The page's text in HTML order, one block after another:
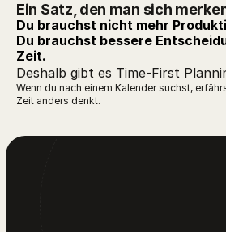
Ein Satz, den man sich
Du brauchst nicht mehr
Du brauchst bessere
Zeit.
Deshalb gibt es Time-First
Wenn du nach einem Kalender suchst,
Zeit anders denkt.